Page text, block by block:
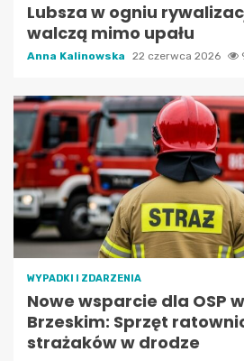
Lubsza w ogniu
walczą mimo upału
Anna Kalinowska 22 czerwca 2026
WYPADKI I ZDARZENIA
Nowe wsparcie dla OSP
Brzeskim: Sprzęt
strażaków w drodze